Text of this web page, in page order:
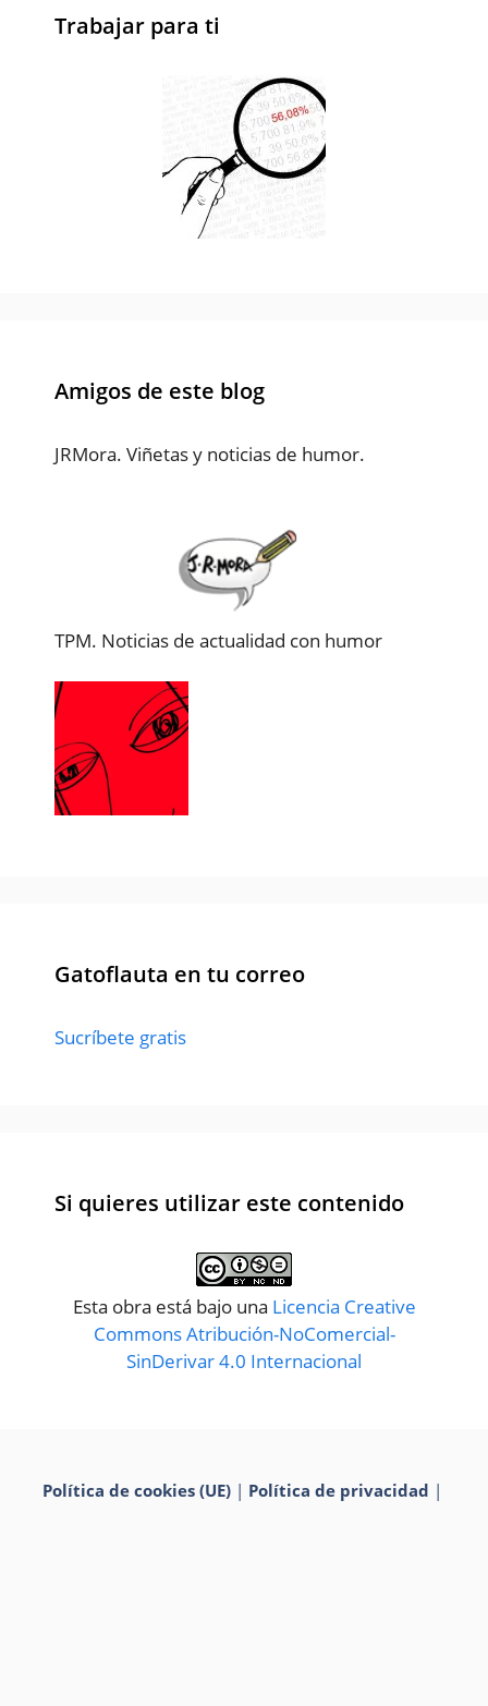
Trabajar para ti
Amigos de este blog
JRMora. Viñetas y noticias de humor.
TPM. Noticias de actualidad con humor
Gatoflauta en tu correo
Sucríbete gratis
Si quieres utilizar este contenido
Esta obra está bajo una Licencia Creative
Commons Atribución-NoComercial-
SinDerivar 4.0 Internacional
Política de cookies (UE)| Política de privacidad |